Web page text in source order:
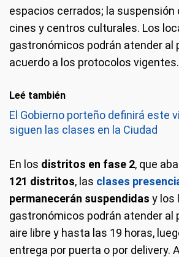
espacios cerrados; la suspensión
cines y centros culturales. Los
gastronómicos podrán atender al
acuerdo a los protocolos vigentes.
Leé también
El Gobierno porteño definirá este
siguen las clases en la Ciudad
En los distritos en fase 2, que
121 distritos, las clases
permanecerán suspendidas y los
gastronómicos podrán atender al
aire libre y hasta las 19 horas,
entrega por puerta o por delivery.